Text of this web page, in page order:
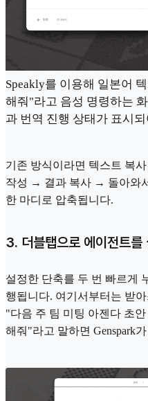
Speakly를 이용해 일본어
해줘"라고 음성 명령하는
과 번역 진행 상태가 표시
기존 방식이라면 텍스트 복
작성 → 결과 복사 → 돌아와
한 마디로 압축됩니다.
3. 더블탭으로 에이전트를
설정한 단축를 두 번 빠르게
행됩니다. 여기서부터는 받
"다음 주 팀 미팅 아젠다 초
해줘"라고 말하면 Genspark